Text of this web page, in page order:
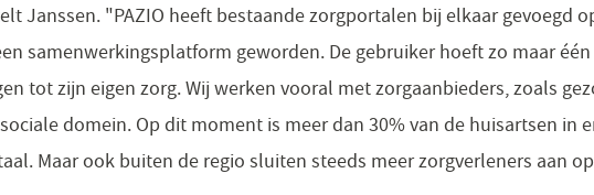
Janssen. "PAZIO heeft bestaande zorgportalen bij elkaar gevoegd
samenwerkingsplatform geworden. De gebruiker hoeft zo maar
tot zijn eigen zorg. Wij werken vooral met zorgaanbieders, zoals
domein. Op dit moment is meer dan 30% van de huisartsen in
Maar ook buiten de regio sluiten steeds meer zorgverleners aan op